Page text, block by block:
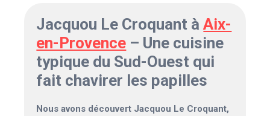
Jacquou Le Croquant àAix-
en-Provence – Une cuisine
typique du Sud-Ouest qui
fait chavirer les papilles
Nous avons découvert Jacquou Le Croquant,